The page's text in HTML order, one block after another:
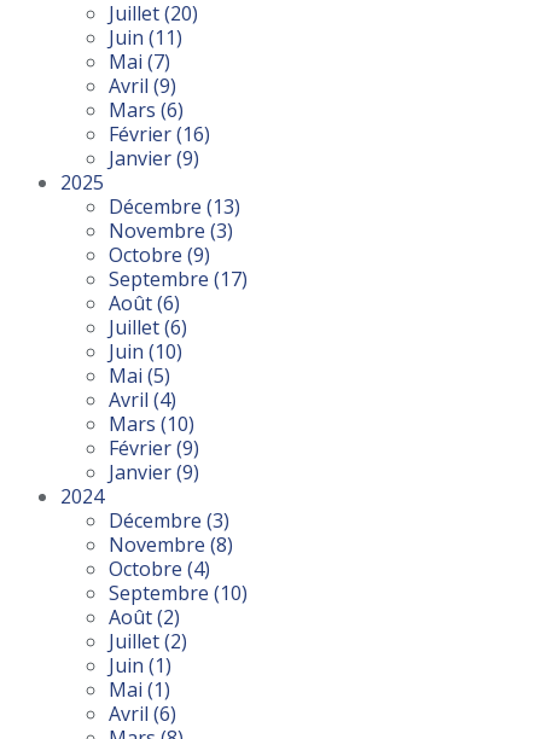
Juillet(20)
Juin (11)
Mai (7)
Avril (9)
Mars (6)
Février(16)
Janvier(9)
2025
Décembre (13)
Novembre (3)
Octobre (9)
Septembre (17)
Août(6)
Juillet(6)
Juin (10)
Mai (5)
Avril (4)
Mars (10)
Février(9)
Janvier(9)
2024
Décembre (3)
Novembre (8)
Octobre (4)
Septembre (10)
Août(2)
Juillet(2)
Juin (1)
Mai (1)
Avril (6)